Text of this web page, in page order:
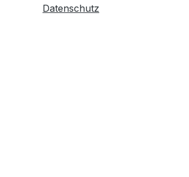
Datenschutz